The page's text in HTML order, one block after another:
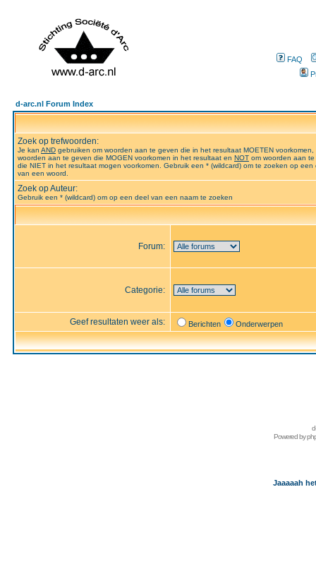
FAQ
d-arc.nl Forum Index
Zoek op trefwoorden:
Je kan AND gebruiken om woorden aan te geven die in het resultaat MOETEN voorkomen,
woorden aan te geven die MOGEN voorkomen in het resultaat en NOT om woorden aan
die NIET in het resultaat mogen voorkomen. Gebruik een * (wildcard) om te zoeken op een
van een woord.
Zoek op Auteur:
Gebruik een * (wildcard) om op een deel van een naam te zoeken
Forum:
Categorie:
Geef resultaten weer als: Berichten Onderwerpen
Powered by
Jaaaaah